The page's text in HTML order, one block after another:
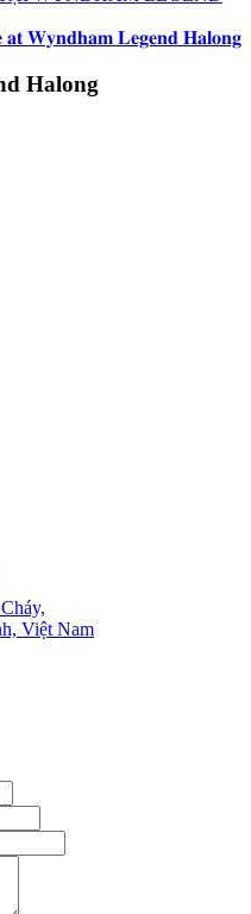
𝐚𝐭 𝐖𝐲𝐧𝐝𝐡𝐚𝐦 𝐋𝐞𝐠𝐞𝐧𝐝 𝐇𝐚𝐥𝐨𝐧𝐠
Halong
Việt Nam